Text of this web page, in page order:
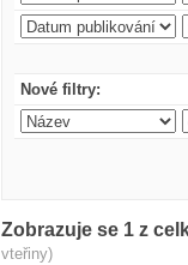
Nové filtry:
Zobrazuje se 1 z
vteřiny)